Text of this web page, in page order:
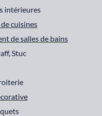
intérieures
cuisines
de salles de bains
Stuc